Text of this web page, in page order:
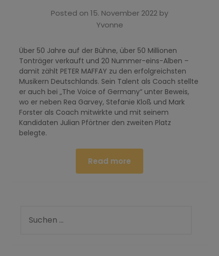
Posted on 15. November 2022 by
Yvonne
Über 50 Jahre auf der Bühne, über 50 Millionen
Tonträger verkauft und 20 Nummer-eins-Alben –
damit zählt PETER MAFFAY zu den erfolgreichsten
Musikern Deutschlands. Sein Talent als Coach stellte
er auch bei „The Voice of Germany“ unter Beweis,
wo er neben Rea Garvey, Stefanie Kloß und Mark
Forster als Coach mitwirkte und mit seinem
Kandidaten Julian Pförtner den zweiten Platz
belegte.
Read more